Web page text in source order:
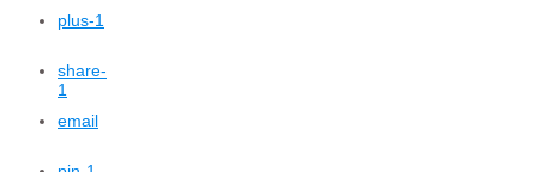
plus-1
share-
1
email